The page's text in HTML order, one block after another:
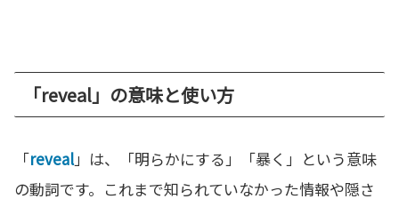
「reveal」の意味と使い方
「reveal」は、「明らかにする」「暴く」という意味
の動詞です。これまで知られていなかった情報や隠さ